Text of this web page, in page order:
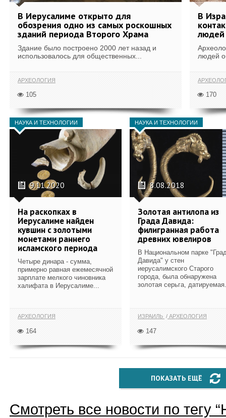
В Иерусалиме открыто для
обозрения одно из самых роскошных
зданий периода Второго Храма
Здание было построено 2000 лет назад и
использовалось для общественных...
АРХЕОЛОГИЯ
105
В
людей
людей
170
НАУКА И ТЕХНОЛОГИИ
9.11.2020
На раскопках в
Иерусалиме найден
кувшин с золотыми
монетами раннего
исламского периода
Четыре динара - сумма,
примерно равная ежемесячной
зарплате мелкого чиновника
халифата в Иерусалиме...
АРХЕОЛОГИЯ
164
НАУКА И ТЕХНОЛОГИИ
8.08.2018
Золотая антилопа из
Града Давида:
филигранная работа
древних ювелиров
В Национальном парке
Давида" у стен
иерусалимского Старого
города, была обнаружена
золотая серьга,
ИЗРАИЛЬ АРХЕОЛОГИЯ
147
ПОКАЗАТЬ ЕЩЁ
Смотреть все новости по тегу “